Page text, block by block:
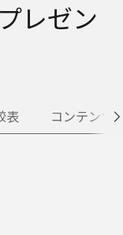
レゼン
表 コンテンツ